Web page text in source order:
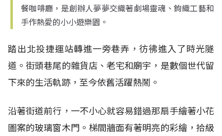
餐咖啡廳，是創辦人夢夢交織著劇場靈魂、鉤織工藝和
手作熱愛的小小遊樂園。
踏出北投捷運站轉進一旁巷弄，彷彿進入了時光隧
道。街頭巷尾的雜貨店、老宅和廟宇，是數個世代留
下來的生活軌跡，至今依舊活躍熱鬧。
沿著街道前行，一不小心就容易錯過那扇手繪著小花
圖案的玻璃窗木門。梯間牆面有著明亮的彩繪，拾級